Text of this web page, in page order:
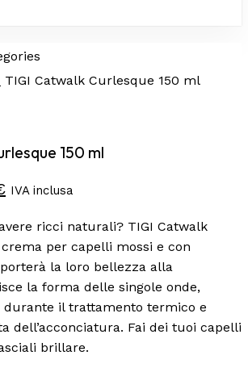
TIGI Catwalk Curlesque 150 ml
150 ml
Il
attuale
è:
16,99 €.
IVA inclusa
ricci naturali? TIGI Catwalk
per capelli mossi e con
la loro bellezza alla
la forma delle singole onde,
durante il trattamento termico e
dell’acconciatura. Fai dei tuoi capelli
brillare.